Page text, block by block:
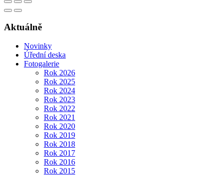
Aktuálně
Novinky
Úřední deska
Fotogalerie
Rok 2026
Rok 2025
Rok 2024
Rok 2023
Rok 2022
Rok 2021
Rok 2020
Rok 2019
Rok 2018
Rok 2017
Rok 2016
Rok 2015